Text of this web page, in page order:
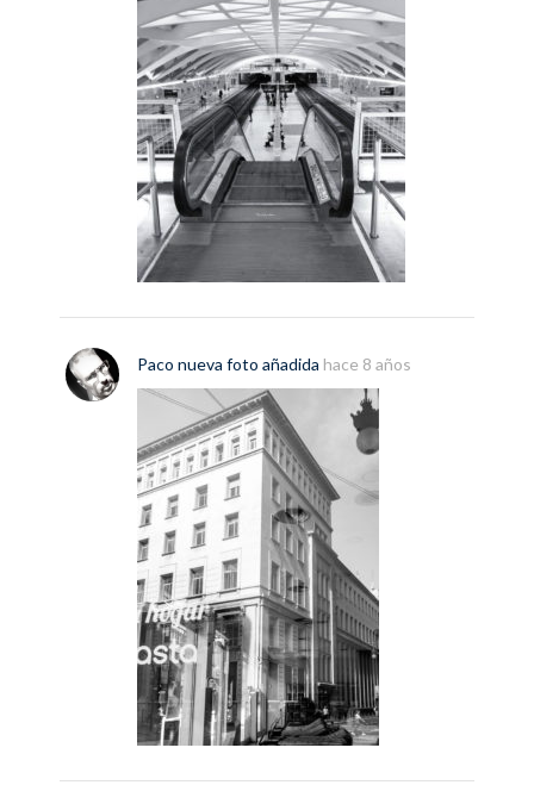
Paco nueva foto añadida hace 8 años